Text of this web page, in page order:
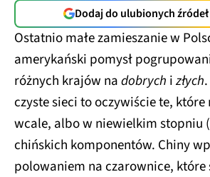
Dodaj do ulubionych
Ostatnio małe zamieszanie w
amerykański pomysł
różnych krajów nadobrych izłych
czyste sieci to oczywiście te,
wcale, albo w niewielkim stopniu
chińskich komponentów. Chiny
polowaniem na czarownice, które